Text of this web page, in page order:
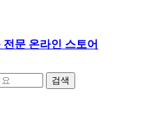
검색